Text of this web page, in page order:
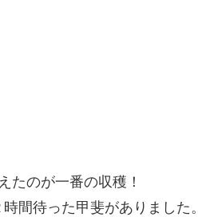
たのが一番の収穫！
間待った甲斐がありました。